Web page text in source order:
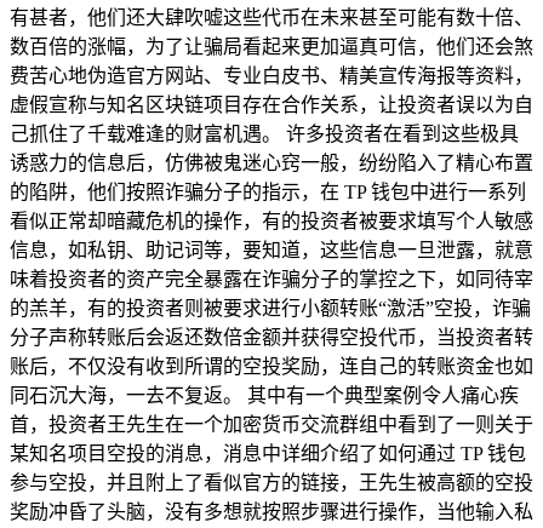
有甚者，他们还大肆吹嘘这些代币在未来甚至可能有数十倍、
数百倍的涨幅，为了让骗局看起来更加逼真可信，他们还会煞
费苦心地伪造官方网站、专业白皮书、精美宣传海报等资料，
虚假宣称与知名区块链项目存在合作关系，让投资者误以为自
己抓住了千载难逢的财富机遇。 许多投资者在看到这些极具
诱惑力的信息后，仿佛被鬼迷心窍一般，纷纷陷入了精心布置
的陷阱，他们按照诈骗分子的指示，在 TP 钱包中进行一系列
看似正常却暗藏危机的操作，有的投资者被要求填写个人敏感
信息，如私钥、助记词等，要知道，这些信息一旦泄露，就意
味着投资者的资产完全暴露在诈骗分子的掌控之下，如同待宰
的羔羊，有的投资者则被要求进行小额转账“激活”空投，诈骗
分子声称转账后会返还数倍金额并获得空投代币，当投资者转
账后，不仅没有收到所谓的空投奖励，连自己的转账资金也如
同石沉大海，一去不复返。 其中有一个典型案例令人痛心疾
首，投资者王先生在一个加密货币交流群组中看到了一则关于
某知名项目空投的消息，消息中详细介绍了如何通过 TP 钱包
参与空投，并且附上了看似官方的链接，王先生被高额的空投
奖励冲昏了头脑，没有多想就按照步骤进行操作，当他输入私